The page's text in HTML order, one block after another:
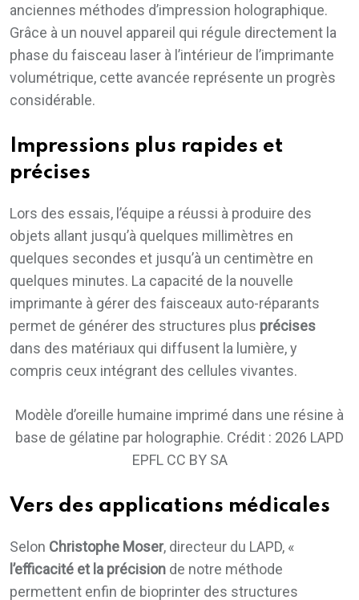
anciennes méthodes d’impression holographique.
Grâce à un nouvel appareil qui régule directement la
phase du faisceau laser à l’intérieur de l’imprimante
volumétrique, cette avancée représente un progrès
considérable.
Impressions plus rapides et
précises
Lors des essais, l’équipe a réussi à produire des
objets allant jusqu’à quelques millimètres en
quelques secondes et jusqu’à un centimètre en
quelques minutes. La capacité de la nouvelle
imprimante à gérer des faisceaux auto-réparants
permet de générer des structures plus précises
dans des matériaux qui diffusent la lumière, y
compris ceux intégrant des cellules vivantes.
Modèle d’oreille humaine imprimé dans une résine à
base de gélatine par holographie. Crédit : 2026 LAPD
EPFL CC BY SA
Vers des applications médicales
Selon Christophe Moser, directeur du LAPD, «
l’efficacité et la précision de notre méthode
permettent enfin de bioprinter des structures